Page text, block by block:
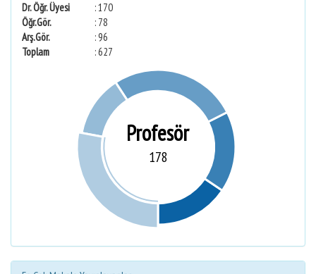
Dr. Öğr. Üyesi
: 170
Öğr.Gör.
: 78
Arş.Gör.
: 96
Toplam
: 627
Profesör
178